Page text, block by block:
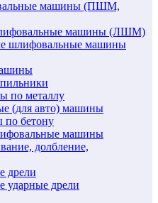
машины (ПШМ,
машины (ЛШМ)
шлифовальные машины
по металлу
(для авто) машины
бетону
машины
долбление,
дрели
ударные дрели